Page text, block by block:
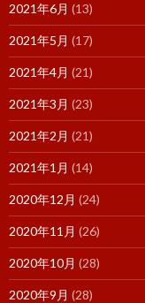
2021年6月 (13)
2021年5月 (17)
2021年4月 (21)
2021年3月 (23)
2021年2月 (21)
2021年1月 (14)
2020年12月 (24)
2020年11月 (26)
2020年10月 (28)
2020年9月 (28)